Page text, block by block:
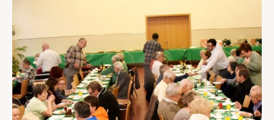
Berufliche Weiterentwicklung
Mitglied werden